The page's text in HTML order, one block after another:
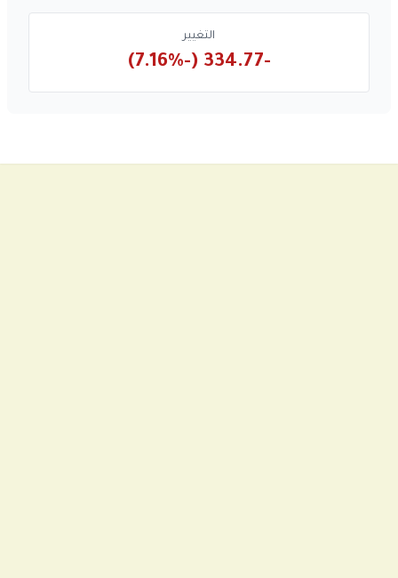
التغيير
-334.77 (-7.16%)